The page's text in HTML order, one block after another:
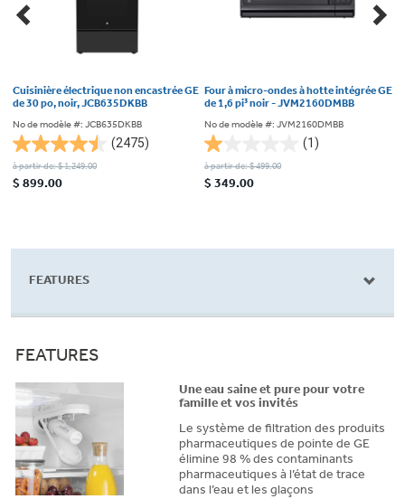
Cuisinière électrique non encastrée GE
de 30 po, noir, JCB635DKBB
No de modèle #: JCB635DKBB
(2475)
4.5
étoile(s)
sur
à partir de: $ 1,249.00
$ 899.00
Four à micro-ondes à hotte intégrée GE
de 1,6 pi³ noir - JVM2160DMBB
No de modèle #: JVM2160DMBB
(1)
1.0
étoile(s)
sur
à partir de: $ 499.00
$ 349.00
FEATURES
FEATURES
Une eau saine et pure pour votre
famille et vos invités
Le système de filtration des produits
pharmaceutiques de pointe de GE
élimine 98 % des contaminants
pharmaceutiques à l’état de trace
dans l’eau et les glaçons